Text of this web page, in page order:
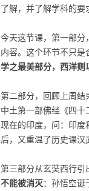
了解，并了解学科的要
今天这节课，第一部
内容。这个环节不只是
学之最美部分，西洋则
第二部分，回顾上周结
中土第一部佛经《四
现在的印度，问：印
后，又重温了历史课汉
第三部分从玄奘西行
不能被消灭：孙悟空